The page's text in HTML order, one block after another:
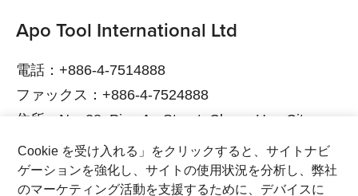
Apo Tool International Ltd
電話：+886-4-7514888
ファックス：+886-4-7524888
住所：No. 38, Ping An Street, Chang Hua City,
Chang Hua County, 500015 Taiwan
電子メール：service@bikeservice.com.tw
Cookie を受け入れる」をクリックすると、サイトナビ
ゲーションを強化し、サイトの使用状況を分析し、弊社
のマーケティング活動を支援するために、デバイスに